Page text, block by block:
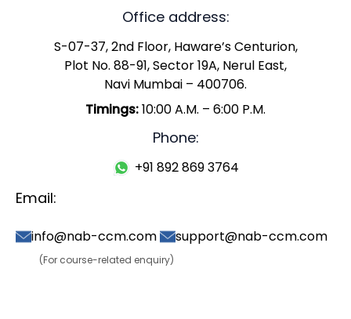
Office address:
S-07-37, 2nd Floor, Haware’s Centurion,
Plot No. 88-91, Sector 19A, Nerul East,
Navi Mumbai – 400706.
Timings:10:00 A.M. – 6:00 P.M.
Phone:
+91 892 869 3764
Email:
info@nab-ccm.com support@nab-ccm.com
(For course-related enquiry)